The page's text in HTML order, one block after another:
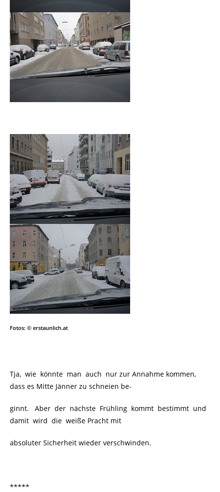
Fotos: © erstaunlich.at
Tja, wie könnte man auch nur zur Annahme kommen,
dass es Mitte Jänner zu schneien be-
ginnt. Aber der nächste Frühling kommt bestimmt und
damit wird die weiße Pracht mit
absoluter Sicherheit wieder verschwinden.
*****